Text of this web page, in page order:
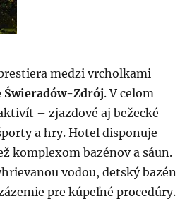
medzi vrcholkami
Świeradów-Zdrój. V celom
– zjazdové aj bežecké
a hry. Hotel disponuje
komplexom bazénov a sáun.
vodou, detský bazén
pre kúpeľné procedúry.